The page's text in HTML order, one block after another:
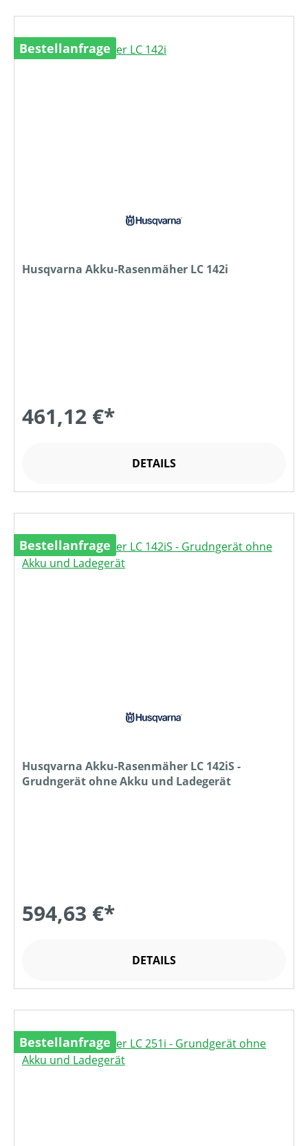
Bestellanfrage
Husqvarna Akku-Rasenmäher LC 142i
461,12 €*
DETAILS
Bestellanfrage
Husqvarna Akku-Rasenmäher LC 142iS -
Grudngerät ohne Akku und Ladegerät
594,63 €*
DETAILS
Bestellanfrage